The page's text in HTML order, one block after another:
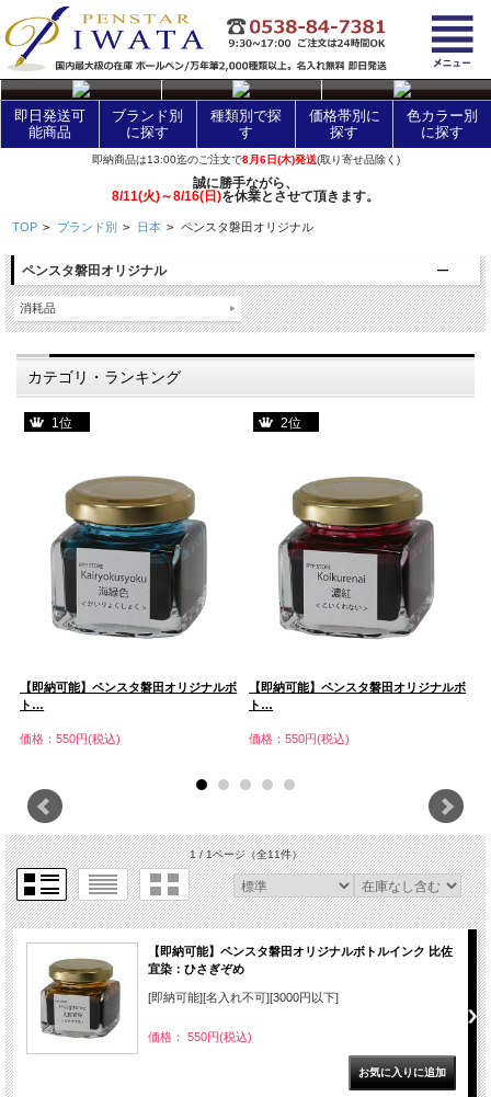
layer Control
即日発送可
能商品
ブランド別
に探す
種類別で探
す
価格帯別に
探す
色カラー別
に探す
即納商品は13:00迄のご注文で8月6日(木)発送(取り寄せ品除く)
誠に勝手ながら、
8/11(火)～8/16(日)を休業とさせて頂きます。
TOP > ブランド別 > 日本 > ペンスタ磐田オリジナル
ペンスタ磐田オリジナル
消耗品
カテゴリ・ランキング
1位
【即納可能】ペンスタ磐田オリジナルボ
ト…
価格：550円(税込)
2位
【即納可能】ペンスタ磐田オリジナルボ
ト…
価格：550円(税込)
1 / 1ページ（全11件）
【即納可能】ペンスタ磐田オリジナルボトルインク 比佐
宜染：ひさぎぞめ
[即納可能][名入れ不可][3000円以下]
価格： 550円(税込)